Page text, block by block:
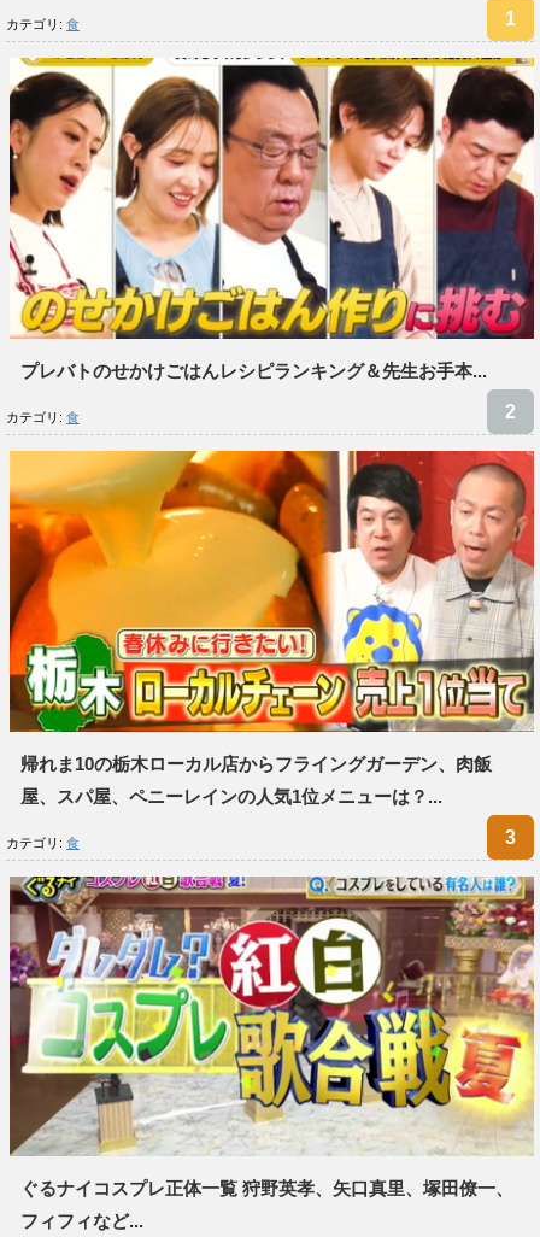
カテゴリ: 食
プレバトのせかけごはんレシピランキング＆先生お手本...
カテゴリ: 食
帰れま10の栃木ローカル店からフライングガーデン、肉飯
屋、スパ屋、ペニーレインの人気1位メニューは？...
カテゴリ: 食
ぐるナイコスプレ正体一覧 狩野英孝、矢口真里、塚田僚一、
フィフィなど...